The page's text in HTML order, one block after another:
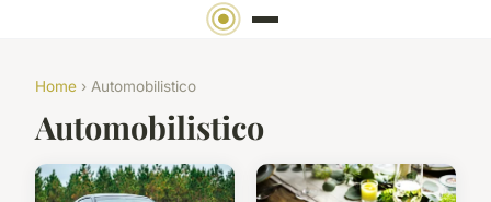
Home › Automobilistico
Automobilistico